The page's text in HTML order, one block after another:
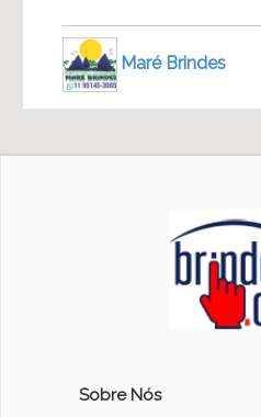
Maré Brindes
Sobre Nós